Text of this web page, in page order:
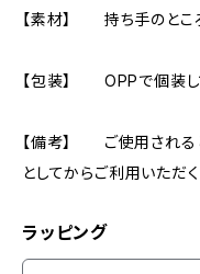
【素材】 持ち手のとこ
【包装】 OPPで個装し
【備考】 ご使用される
としてからご利用いただ
ラッピング